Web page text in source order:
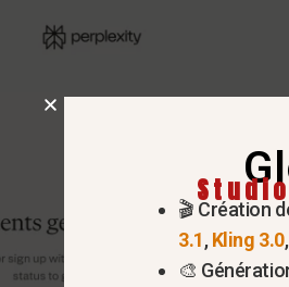
🎬 Création
3.1,Kling 3.0,
🎨